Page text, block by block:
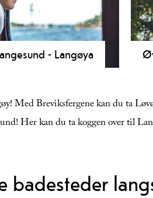
- Langøya
Langøya (øya rett utenfor
båtskyttel med båten
Med Breviksfergene kan du ta
Her kan du ta koggen over til
badesteder